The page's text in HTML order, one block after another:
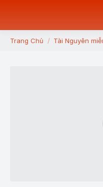
You are here:
Trang Chủ Tài Nguyên